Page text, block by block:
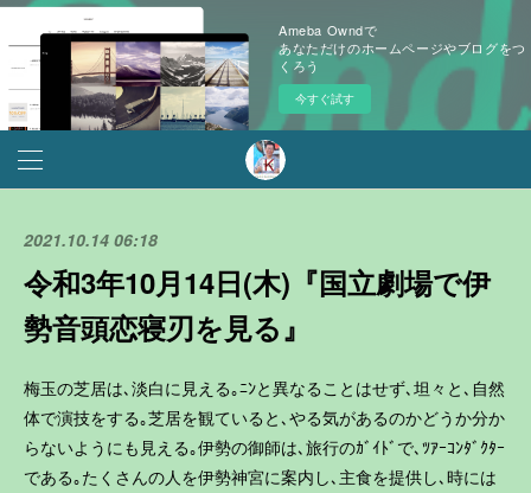
Ameba Owndで
あなただけのホームページやブログをつ
くろう
今すぐ試す
2021.10.14 06:18
令和3年10月14日(木)『国立劇場で伊
勢音頭恋寝刃を見る』
梅玉の芝居は､淡白に見える｡ﾆﾝと異なることはせず､坦々と､自然
体で演技をする｡芝居を観ていると､やる気があるのかどうか分か
らないようにも見える｡伊勢の御師は､旅行のｶﾞｲﾄﾞで､ﾂｱｰｺﾝﾀﾞｸﾀｰ
である｡たくさんの人を伊勢神宮に案内し､主食を提供し､時には